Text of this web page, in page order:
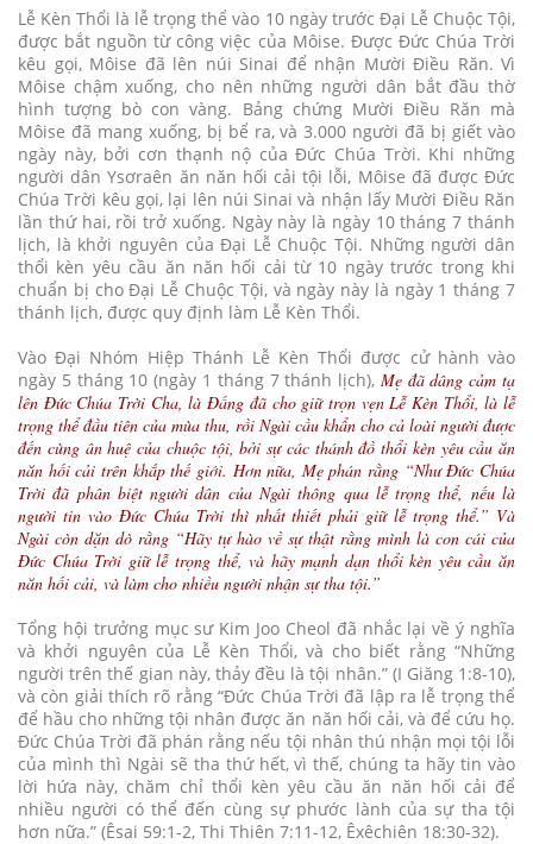
Lễ Kèn Thổi là lễ trọng thể vào 10 ngày trước Đại Lễ Chuộc Tội,
được bắt nguồn từ công việc của Môise. Được Đức Chúa Trời
kêu gọi, Môise đã lên núi Sinai để nhận Mười Điều Răn. Vì
Môise chậm xuống, cho nên những người dân bắt đầu thờ
hình tượng bò con vàng. Bảng chứng Mười Điều Răn mà
Môise đã mang xuống, bị bể ra, và 3.000 người đã bị giết vào
ngày này, bởi cơn thạnh nộ của Đức Chúa Trời. Khi những
người dân Ysơraên ăn năn hối cải tội lỗi, Môise đã được Đức
Chúa Trời kêu gọi, lại lên núi Sinai và nhận lấy Mười Điều Răn
lần thứ hai, rồi trở xuống. Ngày này là ngày 10 tháng 7 thánh
lịch, là khởi nguyên của Đại Lễ Chuộc Tội. Những người dân
thổi kèn yêu cầu ăn năn hối cải từ 10 ngày trước trong khi
chuẩn bị cho Đại Lễ Chuộc Tội, và ngày này là ngày 1 tháng 7
thánh lịch, được quy định làm Lễ Kèn Thổi.
Vào Đại Nhóm Hiệp Thánh Lễ Kèn Thổi được cử hành vào
ngày 5 tháng 10 (ngày 1 tháng 7 thánh lịch), Mẹ đã dâng cảm tạ
lên Đức Chúa Trời Cha, là Đấng đã cho giữ trọn vẹn Lễ Kèn Thổi, là lễ
trọng thể đầu tiên của mùa thu, rồi Ngài cầu khẩn cho cả loài người được
đến cùng ân huệ của chuộc tội, bởi sự các thánh đồ thổi kèn yêu cầu ăn
năn hối cải trên khắp thế giới. Hơn nữa, Mẹ phán rằng “Như Đức Chúa
Trời đã phân biệt người dân của Ngài thông qua lễ trọng thể, nếu là
người tin vào Đức Chúa Trời thì nhất thiết phải giữ lễ trọng thể.” Và
Ngài còn dặn dò rằng “Hãy tự hào về sự thật rằng mình là con cái của
Đức Chúa Trời giữ lễ trọng thể, và hãy mạnh dạn thổi kèn yêu cầu ăn
năn hối cải, và làm cho nhiều người nhận sự tha tội.”
Tổng hội trưởng mục sư Kim Joo Cheol đã nhắc lại về ý nghĩa
và khởi nguyên của Lễ Kèn Thổi, và cho biết rằng “Những
người trên thế gian này, thảy đều là tội nhân.” (I Giăng 1:8-10),
và còn giải thích rõ rằng “Đức Chúa Trời đã lập ra lễ trọng thể
để hầu cho những tội nhân được ăn năn hối cải, và để cứu họ.
Đức Chúa Trời đã phán rằng nếu tội nhân thú nhận mọi tội lỗi
của mình thì Ngài sẽ tha thứ hết, vì thế, chúng ta hãy tin vào
lời hứa này, chăm chỉ thổi kèn yêu cầu ăn năn hối cải để
nhiều người có thể đến cùng sự phước lành của sự tha tội
hơn nữa.” (Êsai 59:1-2, Thi Thiên 7:11-12, Êxêchiên 18:30-32).